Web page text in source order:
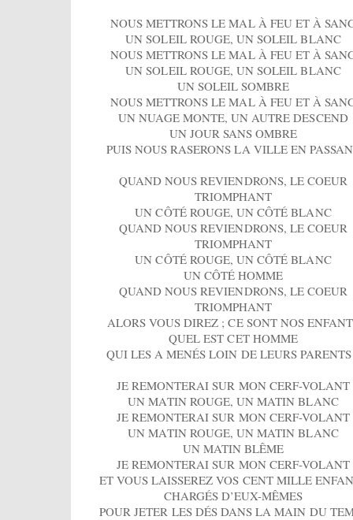
NOUS METTRONS LE MAL À FEU ET À
UN SOLEIL ROUGE, UN SOLEIL BLANC
NOUS METTRONS LE MAL À FEU ET À
UN SOLEIL ROUGE, UN SOLEIL BLANC
UN SOLEIL SOMBRE
NOUS METTRONS LE MAL À FEU ET À
UN NUAGE MONTE, UN AUTRE DESCEND
UN JOUR SANS OMBRE
PUIS NOUS RASERONS LA VILLE EN
QUAND NOUS REVIENDRONS, LE COEUR
TRIOMPHANT
UN CÔTÉ ROUGE, UN CÔTÉ BLANC
QUAND NOUS REVIENDRONS, LE COEUR
TRIOMPHANT
UN CÔTÉ ROUGE, UN CÔTÉ BLANC
UN CÔTÉ HOMME
QUAND NOUS REVIENDRONS, LE COEUR
TRIOMPHANT
ALORS VOUS DIREZ ; CE SONT NOS
QUEL EST CET HOMME
QUI LES A MENÉS LOIN DE LEURS
JE REMONTERAI SUR MON CERF-VOLANT
UN MATIN ROUGE, UN MATIN BLANC
JE REMONTERAI SUR MON CERF-VOLANT
UN MATIN ROUGE, UN MATIN BLANC
UN MATIN BLÊME
JE REMONTERAI SUR MON CERF-VOLANT
ET VOUS LAISSEREZ VOS CENT MILLE
CHARGÉS D’EUX-MÊMES
POUR JETER LES DÉS DANS LA MAIN DU